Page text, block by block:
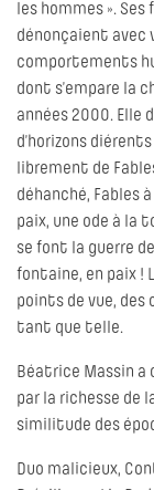
les hommes ».
dénonçaient avec
comportements
dont s’empare la
années 2000. Elle
d’horizons
librement de
déhanché, Fables
paix, une ode à la
se font la guerre
fontaine, en paix !
points de vue, des
tant que telle.
Béatrice Massin a
par la richesse de
similitude des
Duo malicieux,